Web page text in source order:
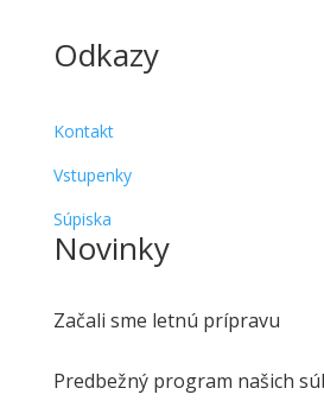
Odkazy
Kontakt
Vstupenky
Súpiska
Novinky
Začali sme letnú prípravu
Predbežný program našich